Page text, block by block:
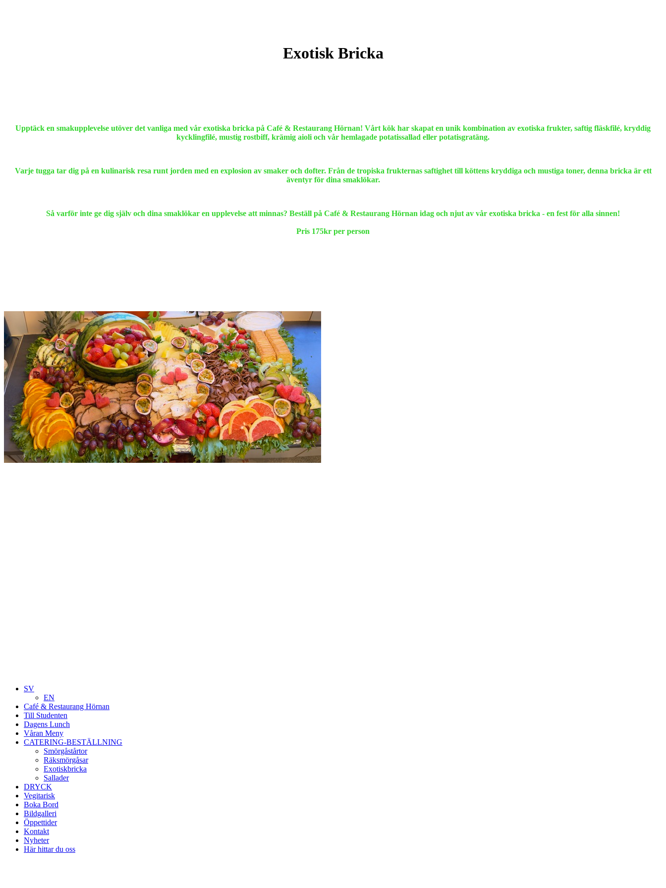
Exotisk Bricka
Upptäck en smakupplevelse utöver det vanliga med vår exotiska bricka på Café & Restaurang Hörnan! Vårt kök har skapat en unik kombination av exotiska frukter, saftig fläskfilé, kryddig
kycklingfilé, mustig rostbiff, krämig aioli och vår hemlagade potatissallad eller potatisgratäng.
Varje tugga tar dig på en kulinarisk resa runt jorden med en explosion av smaker och dofter. Från de tropiska frukternas saftighet till köttens kryddiga och mustiga toner, denna bricka är ett
äventyr för dina smaklökar.
Så varför inte ge dig själv och dina smaklökar en upplevelse att minnas? Beställ på Café & Restaurang Hörnan idag och njut av vår exotiska bricka - en fest för alla sinnen!
Pris 175kr per person
SV
EN
Café & Restaurang Hörnan
Till Studenten
Dagens Lunch
Våran Meny
CATERING-BESTÄLLNING
Smörgåstårtor
Räksmörgåsar
Exotiskbricka
Sallader
DRYCK
Vegitarisk
Boka Bord
Bildgalleri
Öppettider
Kontakt
Nyheter
Här hittar du oss